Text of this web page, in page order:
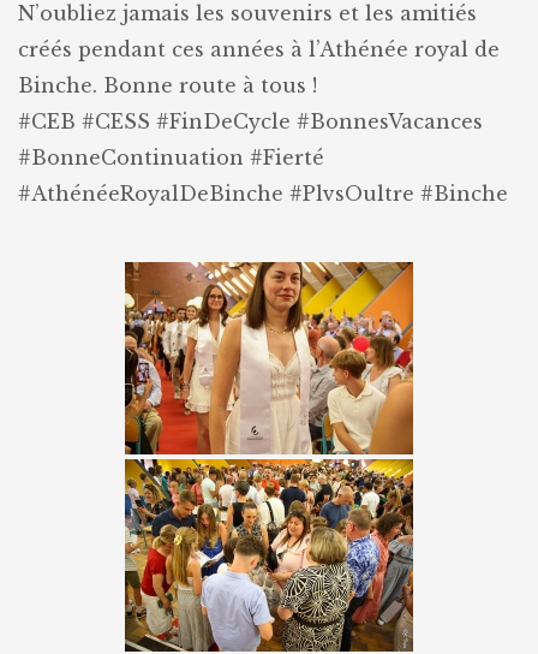
N’oubliez jamais les souvenirs et les amitiés
créés pendant ces années à l’Athénée royal de
Binche. Bonne route à tous !
#CEB #CESS #FinDeCycle #BonnesVacances
#BonneContinuation #Fierté
#AthénéeRoyalDeBinche #PlvsOultre #Binche